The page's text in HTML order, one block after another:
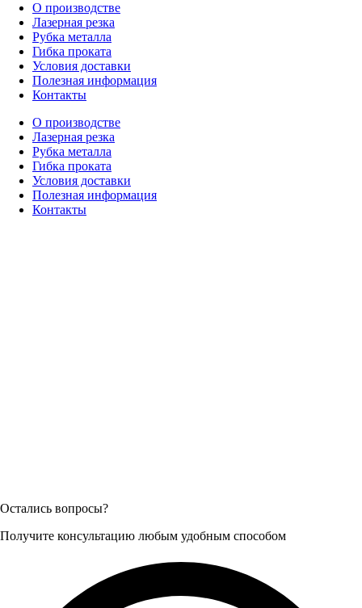
+7 (499) 403-38-87
О производстве
Лазерная резка
Рубка металла
Гибка проката
Условия доставки
Полезная информация
Контакты
О производстве
Лазерная резка
Рубка металла
Гибка проката
Условия доставки
Полезная информация
Контакты
Остались вопросы?
Получите консультацию любым удобным способом